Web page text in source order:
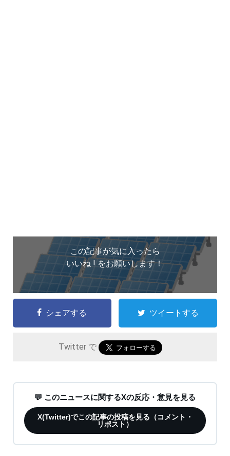
この記事が気に入ったら
いいね ! をお願いします！
シェアする ツイートする
Twitter で
💬 このニュースに関するXの反応・意見を見る
X(Twitter)でこの記事の投稿を見る（コメント・
リポスト）